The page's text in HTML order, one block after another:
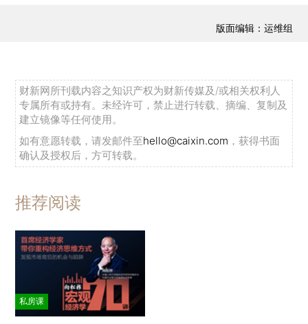
版面编辑：运维组
财新网所刊载内容之知识产权为财新传媒及/或相关权利人
专属所有或持有。未经许可，禁止进行转载、摘编、复制及
建立镜像等任何使用。
如有意愿转载，请发邮件至hello@caixin.com ，获得书面
确认及授权后，方可转载。
推荐阅读
私房课